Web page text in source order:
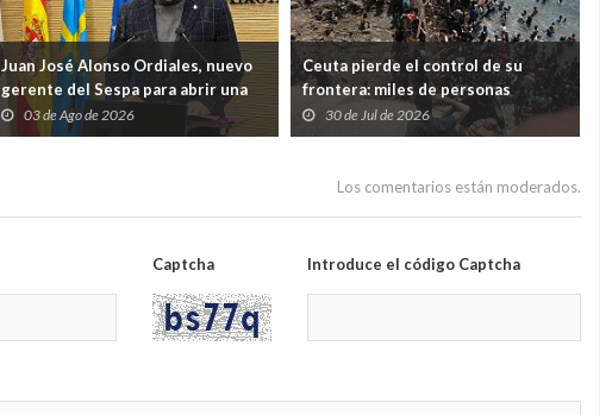
Juan José Alonso Ordiales, nuevo
gerente del Sespa para abrir una
etapa marcada por el diálogo con
los profesionales
03 de Ago de 2026
Ceuta pierde el control de su
frontera: miles de personas
desbordan el Tarajal y ponen a
España ante una crisis de Estado
30 de Jul de 2026
Los comentarios están moderados.
Captcha Introduce el código Captcha